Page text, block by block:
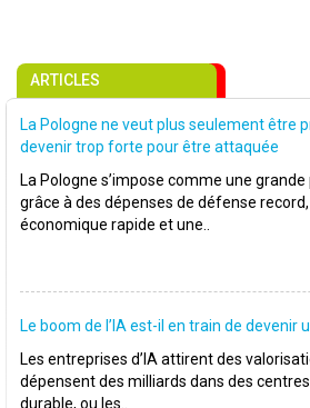
ARTICLES
La Pologne ne veut plus seulement être
devenir trop forte pour être attaquée
La Pologne s’impose comme une
grâce à des dépenses de défense
économique rapide et une..
Le boom de l’IA est-il en train de devenir
Les entreprises d’IA attirent des
dépensent des milliards dans des
durable, ou les..